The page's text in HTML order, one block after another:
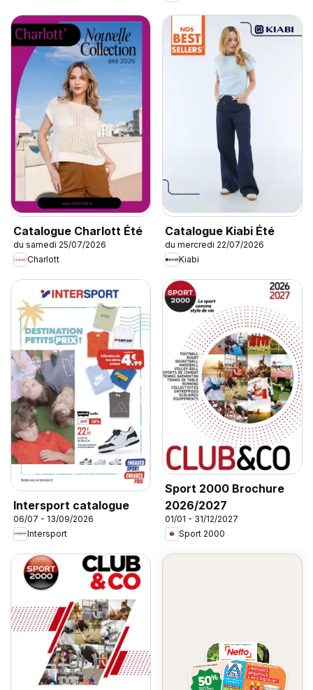
Catalogue Charlott Été
du samedi 25/07/2026
Charlott
Catalogue Kiabi Été
du mercredi 22/07/2026
Kiabi
Intersport catalogue
06/07 - 13/09/2026
Intersport
Sport 2000 Brochure
2026/2027
01/01 - 31/12/2027
Sport 2000